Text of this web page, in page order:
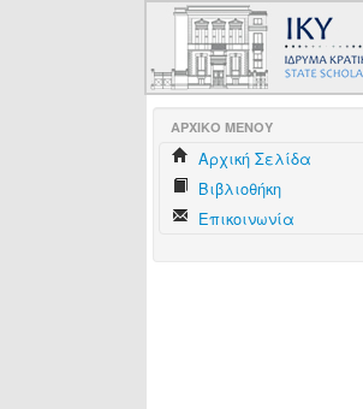
AΡΧΙΚΟ ΜΕΝΟΥ
Aρχική Σελίδα
Βιβλιοθήκη
Επικοινωνία